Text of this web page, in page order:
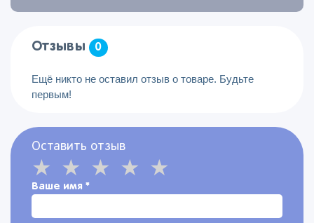
Отзывы 0
Ещё никто не оставил отзыв о товаре. Будьте
первым!
Оставить отзыв
Ваше имя *